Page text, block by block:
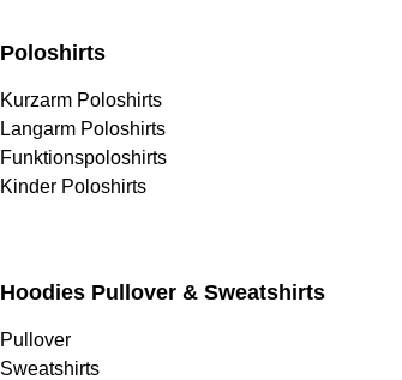
Poloshirts
Kurzarm Poloshirts
Langarm Poloshirts
Funktionspoloshirts
Kinder Poloshirts
Hoodies Pullover & Sweatshirts
Pullover
Sweatshirts